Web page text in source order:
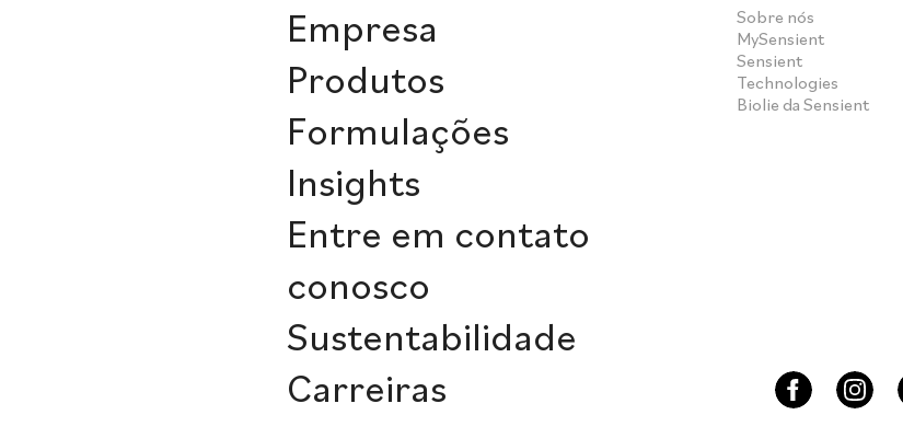
Empresa
Produtos
Formulações
Insights
Entre em contato
conosco
Sustentabilidade
Carreiras
Sobre nós
MySensient
Sensient
Technologies
Biolie da Sensient